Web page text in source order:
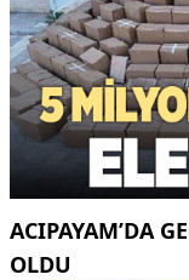
ACIPAYAM’DA
OLDU